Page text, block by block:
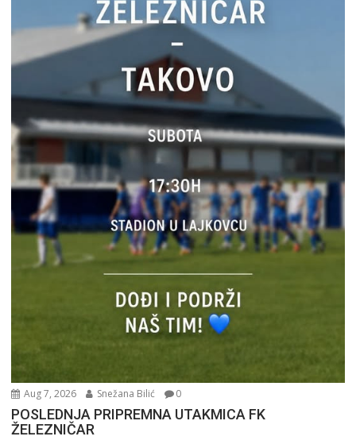
Aug 7, 2026 Snežana Bilić 0
POSLEDNJA PRIPREMNA UTAKMICA FK
ŽELEZNIČAR